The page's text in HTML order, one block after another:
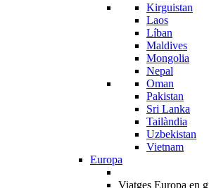
Kirguistan
Laos
Líban
Maldives
Mongolia
Nepal
Oman
Pakistan
Sri Lanka
Tailàndia
Uzbekistan
Vietnam
Europa
Viatges Europa en